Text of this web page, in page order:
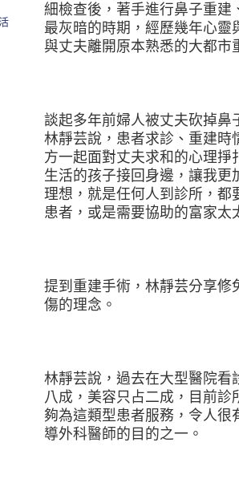
細檢查後，著手進行鼻子重建
最灰暗的時期，經歷幾年心靈
與丈夫離開原本熟悉的大都市
談起多年前婦人被丈夫砍掉鼻
林靜芸說，患者求診、重建時
方一起面對丈夫求和的心理
生活的孩子接回身邊，讓我
理想，就是任何人到診所，都
患者，或是需要協助的富家太
提到重建手術，林靜芸分享修
傷的理念。
林靜芸說，過去在大型醫院看
八成，美容只占二成，目前
夠為這類型患者服務，令人很
導外科醫師的目的之一。